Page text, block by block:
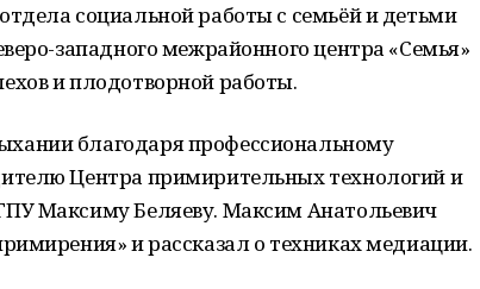
социальной работы с семьёй и детьми
западного межрайонного центра «Семья»
и плодотворной работы.
благодаря профессиональному
Центра примирительных технологий и
Максиму Беляеву. Максим Анатольевич
и рассказал о техниках медиации.